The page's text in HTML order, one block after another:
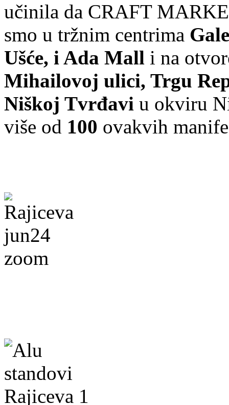
učinila da CRAFT
smo u tržnim centrima
Ušće, i Ada Mall i na
Mihailovoj ulici, Trgu
Niškoj Tvrđavi u okviru
više od 100 ovakvih